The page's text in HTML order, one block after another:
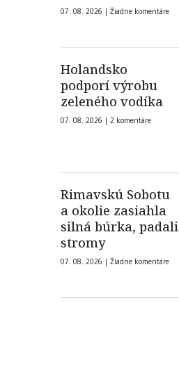
07. 08. 2026 | Žiadne komentáre
Holandsko
podporí výrobu
zeleného vodíka
07. 08. 2026 | 2 komentáre
Rimavskú Sobotu
a okolie zasiahla
silná búrka, padali
stromy
07. 08. 2026 | Žiadne komentáre